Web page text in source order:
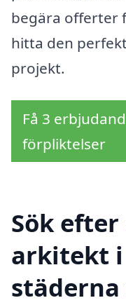
begära offerter
hitta den
projekt.
Få 3
förpliktelser
Sök
arkitekt i